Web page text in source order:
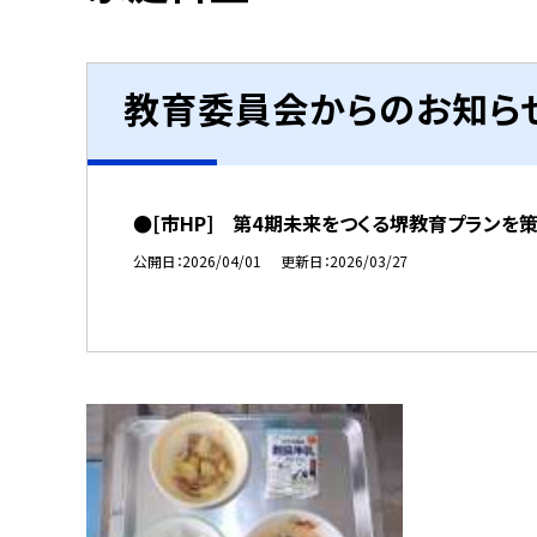
教育委員会からのお知ら
●[市HP] 第4期未来をつくる堺教育プランを策
公開日 2026/04/01 更新日 2026/03/27